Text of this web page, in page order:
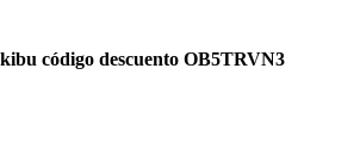
código descuento OB5TRVN3